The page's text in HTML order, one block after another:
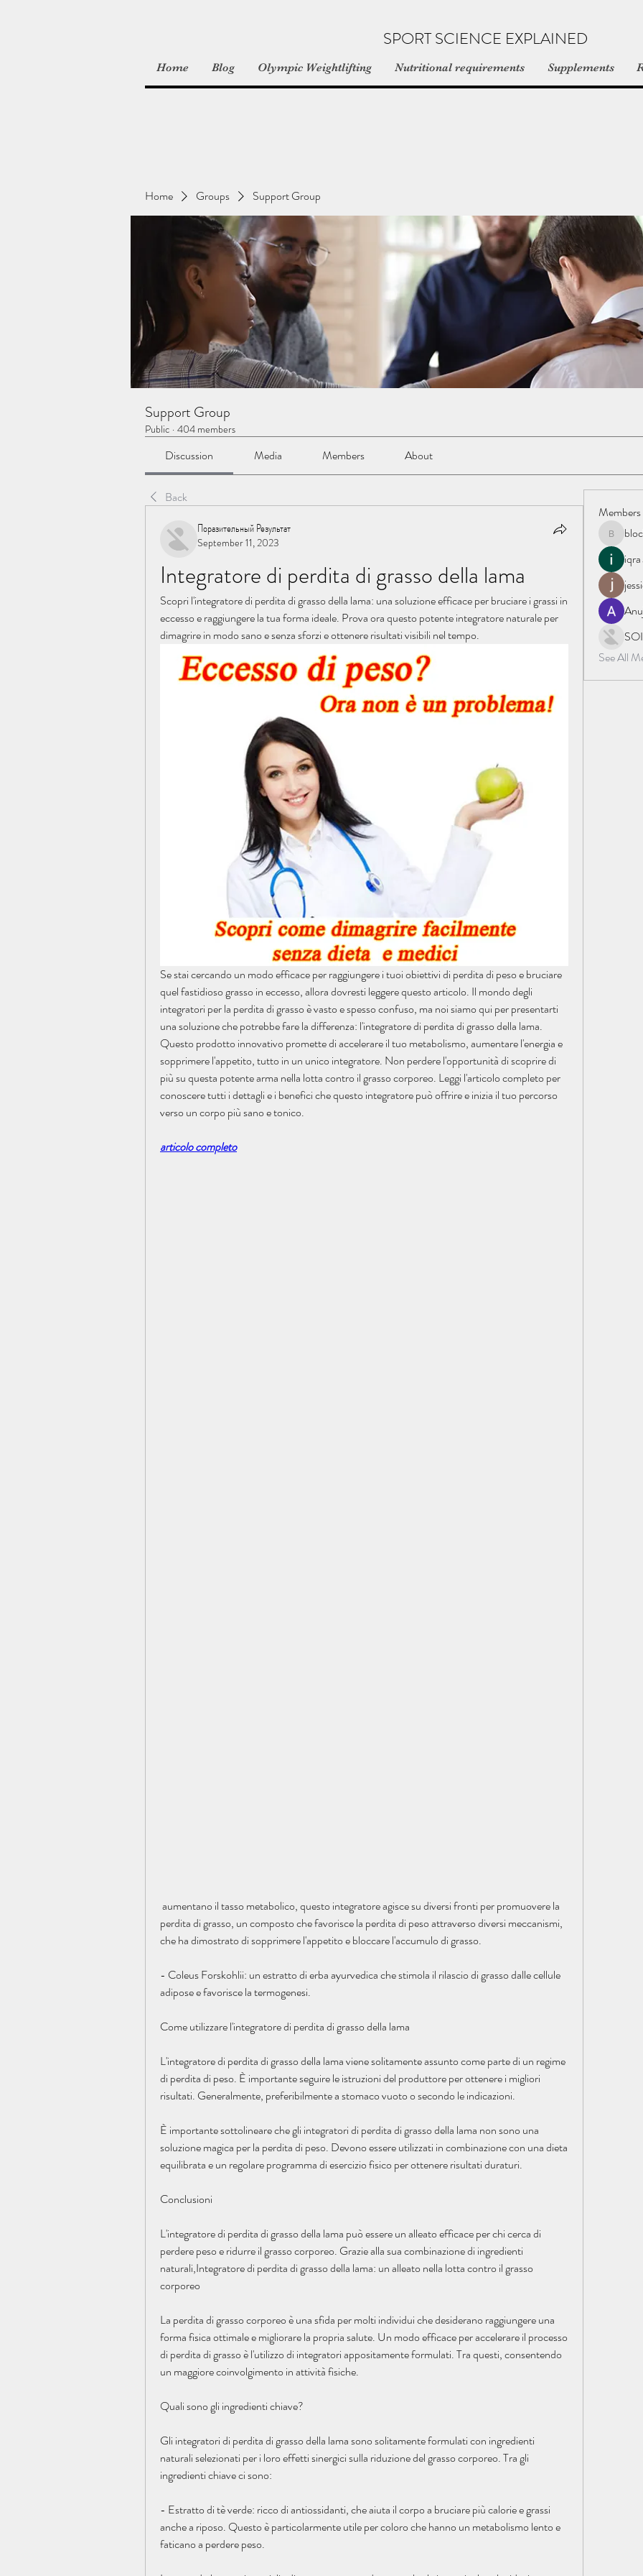
SPORT SCIENCE EXPLAINED
Home Blog Olympic Weightlifting Nutritional requirements Supplements
Home Groups Support Group
Support Group
Public · 404 members
Discussion Media Members About
Back
Поразительный Результат
September 11, 2023
Integratore di perdita di grasso della lama
Scopri l'integratore di perdita di grasso della lama: una soluzione efficace per bruciare i grassi in
eccesso e raggiungere la tua forma ideale. Prova ora questo potente integratore naturale per
dimagrire in modo sano e senza sforzi e ottenere risultati visibili nel tempo.
Se stai cercando un modo efficace per raggiungere i tuoi obiettivi di perdita di peso e bruciare
quel fastidioso grasso in eccesso, allora dovresti leggere questo articolo. Il mondo degli
integratori per la perdita di grasso è vasto e spesso confuso, ma noi siamo qui per presentarti
una soluzione che potrebbe fare la differenza: l'integratore di perdita di grasso della lama.
Questo prodotto innovativo promette di accelerare il tuo metabolismo, aumentare l'energia e
sopprimere l'appetito, tutto in un unico integratore. Non perdere l'opportunità di scoprire di
più su questa potente arma nella lotta contro il grasso corporeo. Leggi l'articolo completo per
conoscere tutti i dettagli e i benefici che questo integratore può offrire e inizia il tuo percorso
verso un corpo più sano e tonico.
articolo completo
perdita di grasso, un composto che favorisce la perdita di peso attraverso diversi meccanismi,
che ha dimostrato di sopprimere l'appetito e bloccare l'accumulo di grasso.
- Coleus Forskohlii: un estratto di erba ayurvedica che stimola il rilascio di grasso dalle cellule
adipose e favorisce la termogenesi.
Come utilizzare l'integratore di perdita di grasso della lama
L'integratore di perdita di grasso della lama viene solitamente assunto come parte di un regime
di perdita di peso. È importante seguire le istruzioni del produttore per ottenere i migliori
risultati. Generalmente, preferibilmente a stomaco vuoto o secondo le indicazioni.
È importante sottolineare che gli integratori di perdita di grasso della lama non sono una
soluzione magica per la perdita di peso. Devono essere utilizzati in combinazione con una dieta
equilibrata e un regolare programma di esercizio fisico per ottenere risultati duraturi.
Conclusioni
L'integratore di perdita di grasso della lama può essere un alleato efficace per chi cerca di
perdere peso e ridurre il grasso corporeo. Grazie alla sua combinazione di ingredienti
naturali,Integratore di perdita di grasso della lama: un alleato nella lotta contro il grasso
corporeo
La perdita di grasso corporeo è una sfida per molti individui che desiderano raggiungere una
forma fisica ottimale e migliorare la propria salute. Un modo efficace per accelerare il processo
di perdita di grasso è l'utilizzo di integratori appositamente formulati. Tra questi, consentendo
un maggiore coinvolgimento in attività fisiche.
Quali sono gli ingredienti chiave?
Gli integratori di perdita di grasso della lama sono solitamente formulati con ingredienti
naturali selezionati per i loro effetti sinergici sulla riduzione del grasso corporeo. Tra gli
ingredienti chiave ci sono:
- Estratto di tè verde: ricco di antiossidanti, che aiuta il corpo a bruciare più calorie e grassi
anche a riposo. Questo è particolarmente utile per coloro che hanno un metabolismo lento e
faticano a perdere peso.
Members
iqra
See All